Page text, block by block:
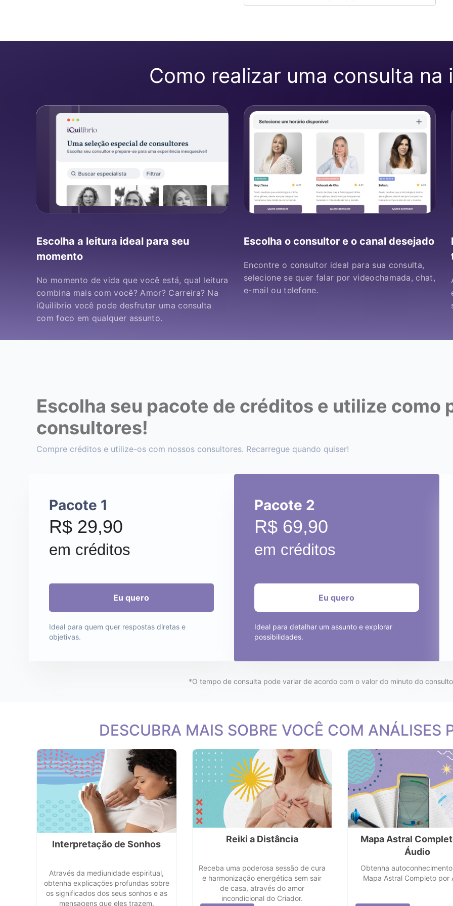
Como realizar uma consulta na
Escolha a leitura ideal para seu
momento
No momento de vida que você está, qual leitura
combina mais com você? Amor? Carreira? Na
iQuilibrio você pode desfrutar uma consulta
com foco em qualquer assunto.
Escolha o consultor e o canal desejado
Encontre o consultor ideal para sua consulta,
selecione se quer falar por videochamada, chat,
e-mail ou telefone.
Escolha seu pacote de créditos e utilize como
consultores!
Compre créditos e utilize-os com nossos consultores. Recarregue quando quiser!
Pacote 1
R$ 29,90
em créditos
Ideal para quem quer respostas diretas e
objetivas.
Pacote 2
R$ 69,90
em créditos
Ideal para detalhar um assunto e explorar
possibilidades.
*O tempo de consulta pode variar de acordo com o valor do minuto do
DESCUBRA MAIS SOBRE VOCÊ COM ANÁLISES
Interpretação de Sonhos
Através da mediunidade espiritual,
obtenha explicações profundas sobre
os significados dos seus sonhos e as
mensagens que eles trazem.
Reiki a Distância
Receba uma poderosa sessão de cura
e harmonização energética sem sair
de casa, através do amor
incondicional do Criador.
Mapa Astral
Áudio
Obtenha
Mapa Astral Completo por